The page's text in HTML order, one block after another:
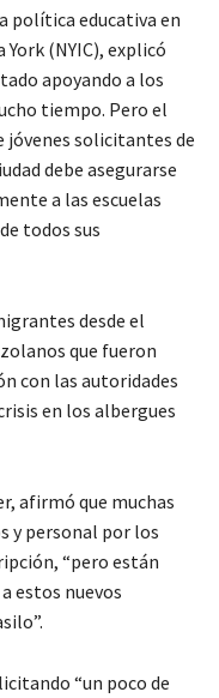
política educativa en
(NYIC), explicó
apoyando a los
tiempo. Pero el
jóvenes solicitantes de
debe asegurarse
a las escuelas
todos sus
desde el
que fueron
con las autoridades
en los albergues
afirmó que muchas
y personal por los
“pero están
estos nuevos
“un poco de